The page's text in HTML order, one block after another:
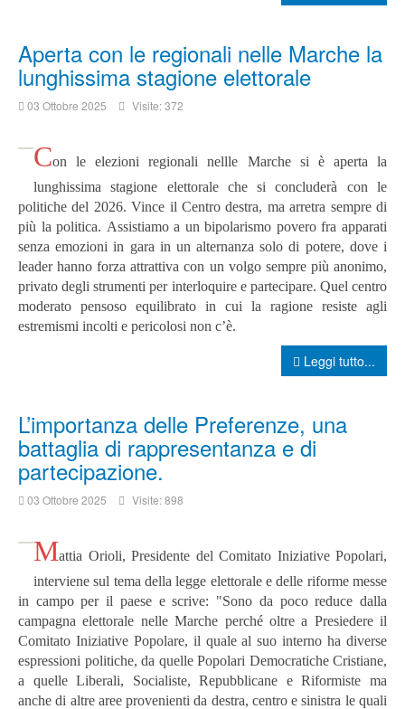
Aperta con le regionali nelle Marche la
lunghissima stagione elettorale
03 Ottobre 2025 Visite: 372
Con le elezioni regionali nellle Marche si è aperta la
lunghissima stagione elettorale che si concluderà con le
politiche del 2026.Vince il Centro destra, ma arretra sempre di
più la politica. Assistiamo a un bipolarismo povero fra apparati
senza emozioni in gara in un alternanza solo di potere, dove i
leader hanno forza attrattiva con un volgo sempre più anonimo,
privato degli strumenti per interloquire e partecipare. Quel centro
moderato pensoso equilibrato in cui la ragione resiste agli
estremismi incolti e pericolosi non c’è.
Leggi tutto...
L’importanza delle Preferenze, una
battaglia di rappresentanza e di
partecipazione.
03 Ottobre 2025 Visite: 898
Mattia Orioli, Presidente del Comitato Iniziative Popolari,
interviene sul tema della legge elettorale e delle riforme messe
in campo per il paese e scrive: "Sono da poco reduce dalla
campagna elettorale nelle Marche perché oltre a Presiedere il
Comitato Iniziative Popolare, il quale al suo interno ha diverse
espressioni politiche, da quelle Popolari Democratiche Cristiane,
a quelle Liberali, Socialiste, Repubblicane e Riformiste ma
anche di altre aree provenienti da destra, centro e sinistra le quali